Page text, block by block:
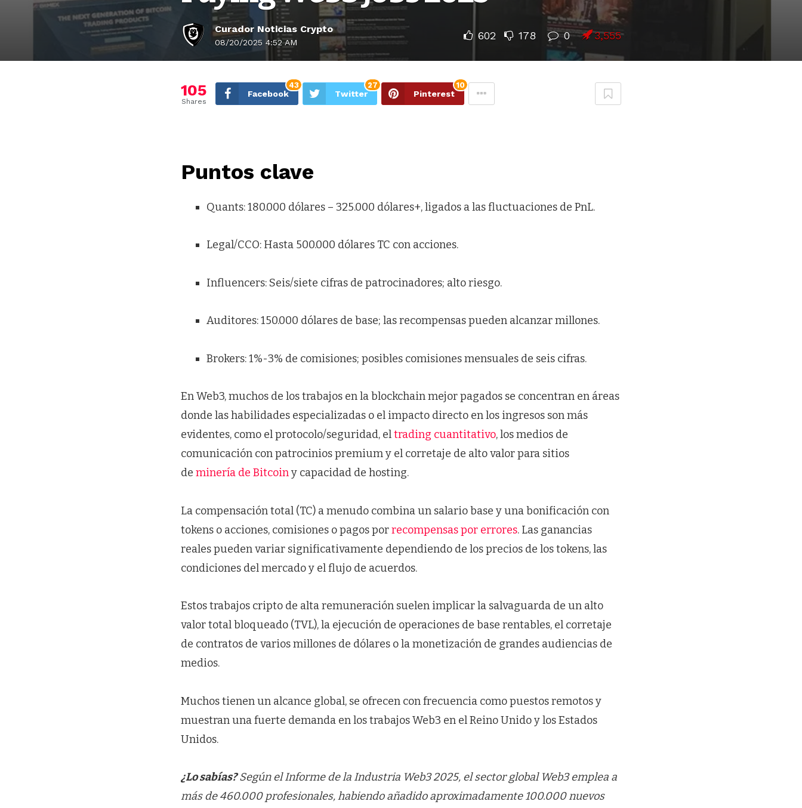
Curador Noticias Crypto
08/20/2025 4:52 AM
602 178 0 3,555
105
Shares
Facebook
43
Twitter
27
Pinterest
10
Puntos clave
Quants: 180.000 dólares – 325.000 dólares+, ligados a las fluctuaciones de PnL.
Legal/CCO: Hasta 500.000 dólares TC con acciones.
Influencers: Seis/siete cifras de patrocinadores; alto riesgo.
Auditores: 150.000 dólares de base; las recompensas pueden alcanzar millones.
Brokers: 1%-3% de comisiones; posibles comisiones mensuales de seis cifras.
En Web3, muchos de los trabajos en la blockchain mejor pagados se concentran en áreas
donde las habilidades especializadas o el impacto directo en los ingresos son más
evidentes, como el protocolo/seguridad, eltrading cuantitativo, los medios de
comunicación con patrocinios premium y el corretaje de alto valor para sitios
de minería de Bitcoiny capacidad de hosting.
La compensación total (TC) a menudo combina un salario base y una bonificación con
tokens o acciones, comisiones o pagos porrecompensas por errores. Las ganancias
reales pueden variar significativamente dependiendo de los precios de los tokens, las
condiciones del mercado y el flujo de acuerdos.
Estos trabajos cripto de alta remuneración suelen implicar la salvaguarda de un alto
valor total bloqueado (TVL), la ejecución de operaciones de base rentables, el corretaje
de contratos de varios millones de dólares o la monetización de grandes audiencias de
medios.
Muchos tienen un alcance global, se ofrecen con frecuencia como puestos remotos y
muestran una fuerte demanda en los trabajos Web3 en el Reino Unido y los Estados
Unidos.
¿Lo sabías?Según el Informe de la Industria Web3 2025, el sector global Web3 emplea a
más de 460.000 profesionales, habiendo añadido aproximadamente 100.000 nuevos